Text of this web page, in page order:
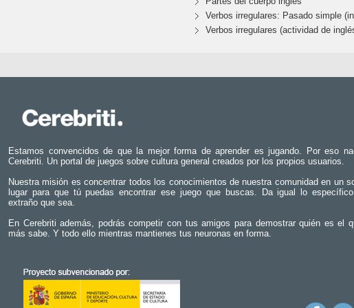
Verbos irregulares: Pasado simple
Verbos irregulares (actividad de
Estamos convencidos de que la mejor forma de aprender es jugando. Por eso
Cerebriti. Un portal de juegos sobre cultura general creados por los propios usuarios.
Nuestra misión es concentrar todos los conocimientos de nuestra comunidad en un
lugar para que tú puedas encontrar ese juego que buscas. Da igual lo
extraño que sea.
En Cerebriti además, podrás competir con tus amigos para demostrar quién es el
más sabe. Y todo ello mientras mantienes tus neuronas en forma.